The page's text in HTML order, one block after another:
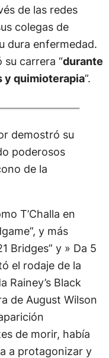
de las redes
colegas de
dura enfermedad.
carrera “durante
y quimioterapia”.
demostró su
poderosos
de la
T’Challa en
y más
Bridges” y » Da 5
el rodaje de la
Rainey’s Black
de August Wilson
de morir, había
a protagonizar y